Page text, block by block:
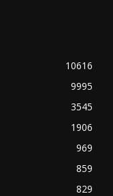
10616
9995
3545
1906
969
859
829